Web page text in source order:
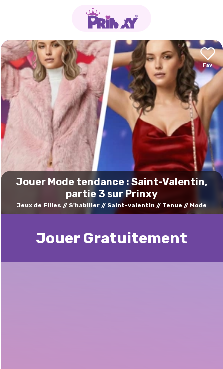
Jouer Mode tendance : Saint-Valentin,
partie 3 sur Prinxy
Jeux de Filles S'habiller Saint-valentin Tenue Mode
Jouer Gratuitement